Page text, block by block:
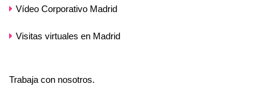
Vídeo Corporativo Madrid
Visitas virtuales en Madrid
Trabaja con nosotros.